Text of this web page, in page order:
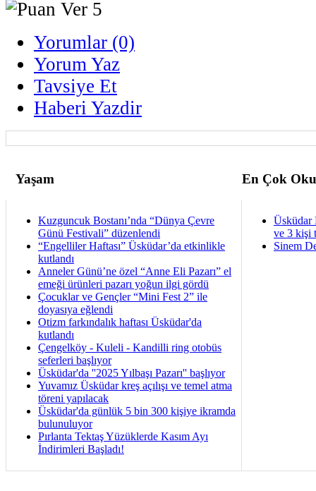
Yorumlar (0)
Yorum Yaz
Tavsiye Et
Haberi Yazdir
Yaşam En Çok
Kuzguncuk Bostanı’nda “Dünya Çevre
Günü Festivali” düzenlendi
“Engelliler Haftası” Üsküdar’da etkinlikle
kutlandı
Anneler Günü’ne özel “Anne Eli Pazarı” el
emeği ürünleri pazarı yoğun ilgi gördü
Çocuklar ve Gençler “Mini Fest 2” ile
doyasıya eğlendi
Otizm farkındalık haftası Üsküdar'da
kutlandı
Çengelköy - Kuleli - Kandilli ring otobüs
seferleri başlıyor
Üsküdar'da ''2025 Yılbaşı Pazarı'' başlıyor
Yuvamız Üsküdar kreş açılışı ve temel atma
töreni yapılacak
Üsküdar'da günlük 5 bin 300 kişiye ikramda
bulunuluyor
Pırlanta Tektaş Yüzüklerde Kasım Ayı
İndirimleri Başladı!
Üsküdar
ve 3 kişi
Sinem